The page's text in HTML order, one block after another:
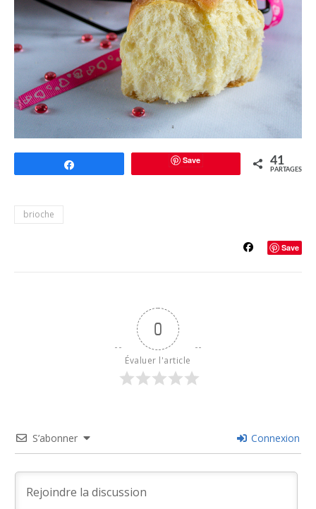
Save 41
PARTAGES
brioche
Save
0
Évaluer l'article
S’abonner Connexion